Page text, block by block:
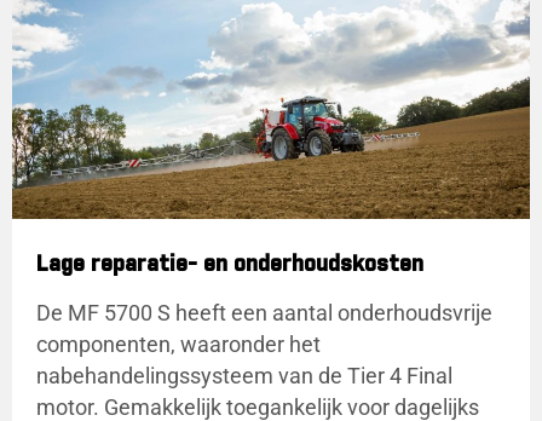
Lage reparatie- en onderhoudskosten
De MF 5700 S heeft een aantal onderhoudsvrije
componenten, waaronder het
nabehandelingssysteem van de Tier 4 Final
motor. Gemakkelijk toegankelijk voor dagelijks